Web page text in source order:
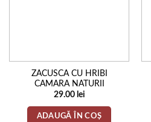
ZACUSCA CU HRIBI
CAMARA NATURII
29.00 lei
ADAUGĂ ÎN COȘ